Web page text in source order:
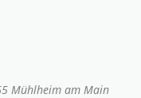
Mühlheim am Main